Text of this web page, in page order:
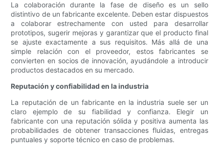
La colaboración durante la fase de diseño es un sello
distintivo de un fabricante excelente. Deben estar dispuestos
a colaborar estrechamente con usted para desarrollar
prototipos, sugerir mejoras y garantizar que el producto final
se ajuste exactamente a sus requisitos. Más allá de una
simple relación con el proveedor, estos fabricantes se
convierten en socios de innovación, ayudándole a introducir
productos destacados en su mercado.
Reputación y confiabilidad en la industria
La reputación de un fabricante en la industria suele ser un
claro ejemplo de su fiabilidad y confianza. Elegir un
fabricante con una reputación sólida y positiva aumenta las
probabilidades de obtener transacciones fluidas, entregas
puntuales y soporte técnico en caso de problemas.